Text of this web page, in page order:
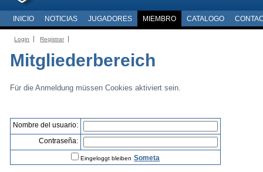
INICIO NOTICIAS JUGADORES MIEMBRO CATALOGO
Login Registrar
Mitgliederbereich
Für die Anmeldung müssen Cookies aktiviert sein.
Nombre del usuario:
Contraseña:
Eingeloggt bleiben Someta